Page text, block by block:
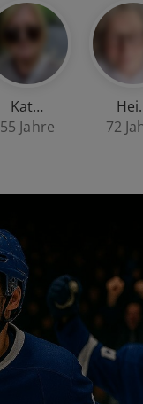
Kat…
55 Jahre
72